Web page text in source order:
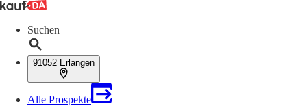
Suchen
91052 Erlangen
Alle Prospekte